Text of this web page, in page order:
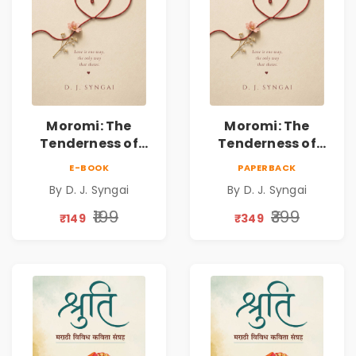
Moromi: The
Tenderness of
Loving Someone |
Collection on
Unrequited Love,
Resilience
E-BOOK
By D. J. Syngai
₹149 ₹199
Moromi: The
Tenderness of
Loving Someone |
Collection on
Unrequited Love,
Resilience
PAPERBACK
By D. J. Syngai
₹349 ₹399